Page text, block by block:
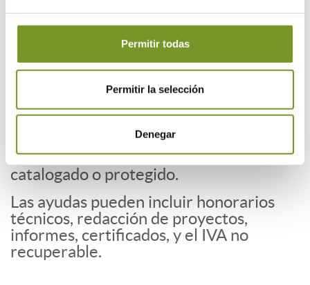
Permitir todas
Permitir la selección
Denegar
participan en el coste de la actuación (en
edificios colectivos).
Hasta 6.000 € por vivienda en edificios
residenciales colectivos sin
participación de locales.
vivienda si el edificio está
declarado Bien de Interés Cultural,
catalogado o protegido.
Las ayudas pueden incluir honorarios
técnicos, redacción de proyectos,
informes, certificados, y el IVA no
recuperable.